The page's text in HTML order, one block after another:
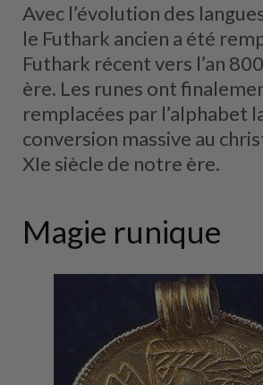
Avec l’évolution des
le Futhark ancien a été
Futhark récent vers l’an
ère. Les runes ont
remplacées par l’alphabet
conversion massive au
XIe siècle de notre ère.
Magie runique